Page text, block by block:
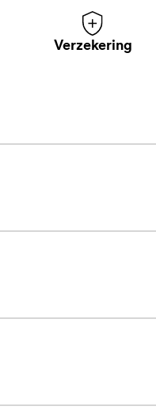
Verzekering